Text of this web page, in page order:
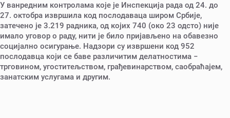
У ванредним контролама које је Инспекција рада од 24. до
27. октобра извршила код послодаваца широм Србије,
затечено је 3.219 радника, од којих 740 (око 23 одсто) није
имало уговор о раду, нити је било пријављено на обавезно
социјално осигурање. Надзори су извршени код 952
послодавца који се баве различитим делатностима −
трговином, угоститељством, грађевинарством, саобраћајем,
занатским услугама и другим.